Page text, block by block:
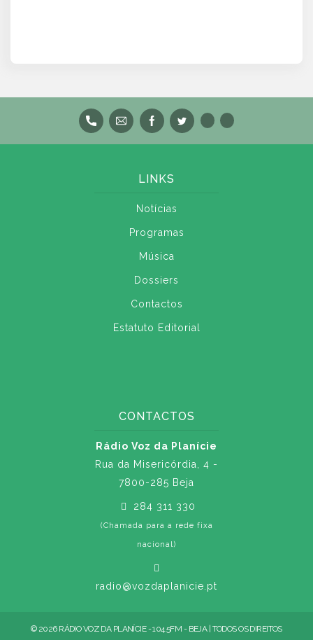
LINKS
Notícias
Programas
Música
Dossiers
Contactos
Estatuto Editorial
CONTACTOS
Rádio Voz da Planície
Rua da Misericórdia, 4 -
7800-285 Beja
284 311 330
(Chamada para a rede fixa
nacional)
radio@vozdaplanicie.pt
© 2026 RÁDIO VOZ DA PLANÍCIE - 104.5FM - BEJA | TODOS OS DIREITOS